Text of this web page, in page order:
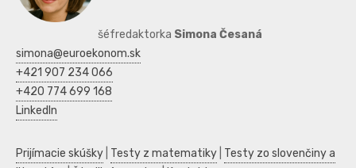
šéfredaktorka Simona Česaná
simona@euroekonom.sk
+421 907 234 066
+420 774 699 168
LinkedIn
Prijímacie skúšky Testy z matematiky Testy zo slovenčiny a